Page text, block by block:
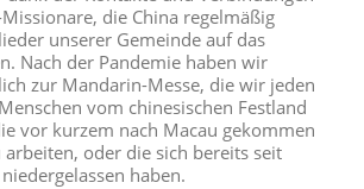
die China regelmäßig
unserer Gemeinde auf das
Nach der Pandemie haben wir
zur Mandarin-Messe, die wir jeden
vom chinesischen Festland
vor kurzem nach Macau gekommen
oder die sich bereits seit
haben.